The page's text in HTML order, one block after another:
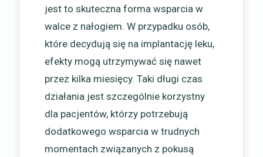
jest to skuteczna forma wsparcia w
walce z nałogiem. W przypadku osób,
które decydują się na implantację leku,
efekty mogą utrzymywać się nawet
przez kilka miesięcy. Taki długi czas
działania jest szczególnie korzystny
dla pacjentów, którzy potrzebują
dodatkowego wsparcia w trudnych
momentach związanych z pokusą